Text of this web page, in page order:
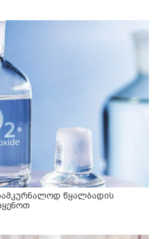
წყალბადის